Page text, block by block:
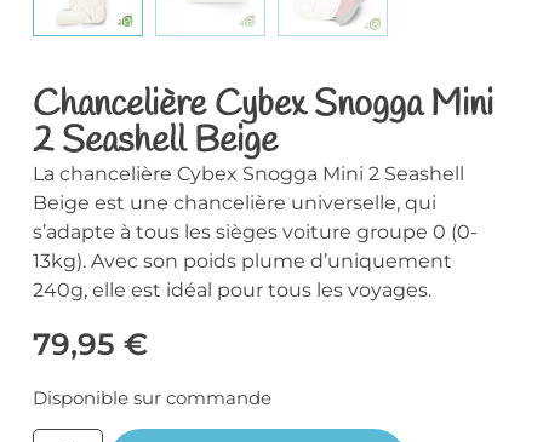
Chancelière Cybex Snogga Mini
2 Seashell Beige
La chancelière Cybex Snogga Mini 2 Seashell
Beige est une chancelière universelle, qui
s’adapte à tous les sièges voiture groupe 0 (0-
13kg). Avec son poids plume d’uniquement
240g, elle est idéal pour tous les voyages.
79,95 €
Disponible sur commande